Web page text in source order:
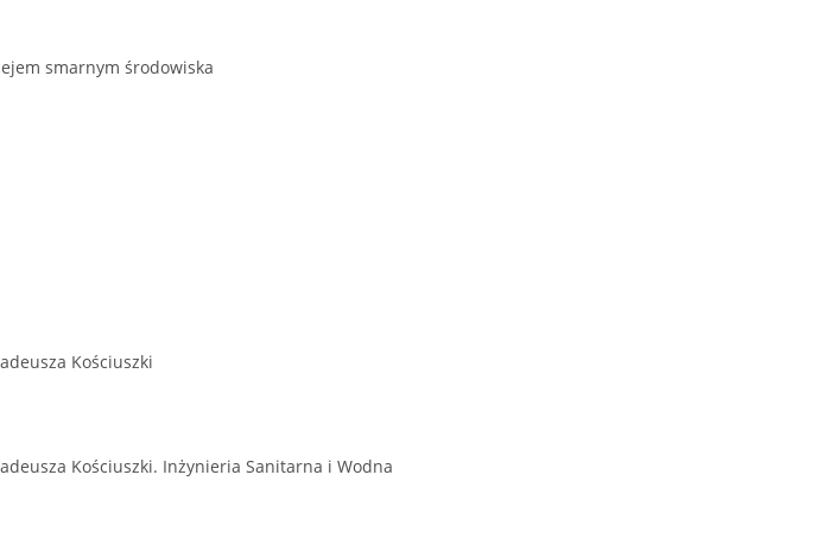
smarnym środowiska
Kościuszki
Kościuszki. Inżynieria Sanitarna i Wodna